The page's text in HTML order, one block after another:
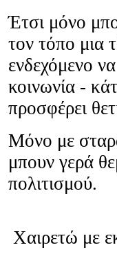
Έτσι μόνο
τον τόπο μια
ενδεχόμενο
κοινωνία -
προσφέρει
Μόνο με
μπουν γερά
πολιτισμού.
Χαιρετώ με